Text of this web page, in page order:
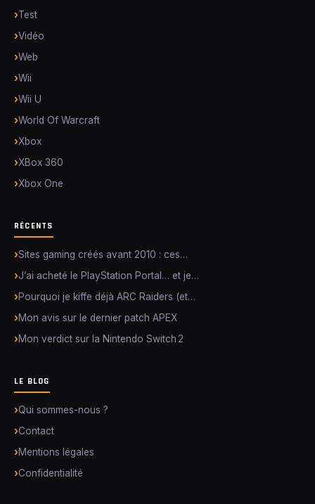
Test
Vidéo
Web
Wii
Wii U
World Of Warcraft
Xbox
XBox 360
Xbox One
RÉCENTS
Sites gaming créés avant 2010 : ces…
J’ai acheté le PlayStation Portal… et je…
Pourquoi je kiffe déjà ARC Raiders (et…
Mon avis sur le dernier patch APEX
Mon verdict sur la Nintendo Switch 2
LE BLOG
Qui sommes-nous ?
Contact
Mentions légales
Confidentialité